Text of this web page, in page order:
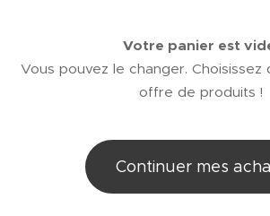
Votre panier est
Vous pouvez le changer. Choisissez
offre de produits !
Continuer mes